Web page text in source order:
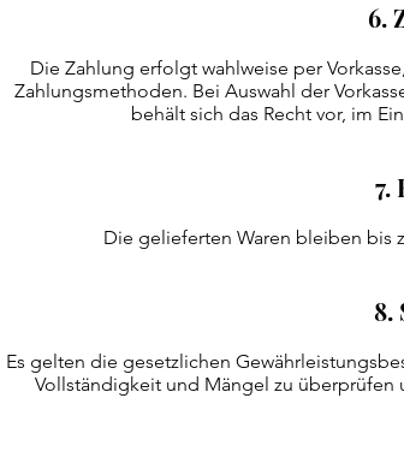
6.
Die Zahlung erfolgt wahlweise per
Zahlungsmethoden. Bei Auswahl der
behält sich das Recht vor, im
7.
Die gelieferten Waren bleiben bis
8.
Es gelten die gesetzlichen
Vollständigkeit und Mängel zu